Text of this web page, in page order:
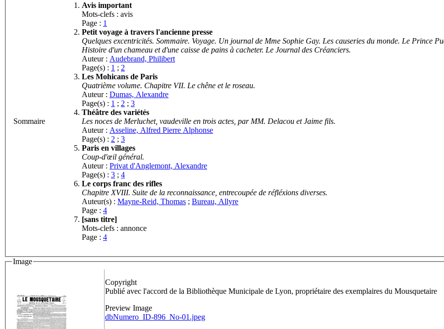
Sommaire
Avis important
Mots-clefs : avis
Page : 1
Petit voyage à travers l'ancienne presse
Quelques excentricités. Sommaire. Voyage. Un journal de Mme Sophie Gay. Les causeries du monde. Le Prince
Histoire d'un chameau et d'une caisse de pains à cacheter. Le Journal des Créanciers.
Auteur : Audebrand, Philibert
Page(s) : 1 ; 2
Les Mohicans de Paris
Quatrième volume. Chapitre VII. Le chêne et le roseau.
Auteur : Dumas, Alexandre
Page(s) : 1 ; 2 ; 3
Théâtre des variétés
Les noces de Merluchet, vaudeville en trois actes, par MM. Delacou et Jaime fils.
Auteur : Asseline, Alfred Pierre Alphonse
Page(s) : 2 ; 3
Paris en villages
Coup-d'œil général.
Auteur : Privat d'Anglemont, Alexandre
Page(s) : 3 ; 4
Le corps franc des rifles
Chapitre XVIII. Suite de la reconnaissance, entrecoupée de réfléxions diverses.
Auteur(s) : Mayne-Reid, Thomas ; Bureau, Allyre
Page : 4
[sans titre]
Mots-clefs : annonce
Page : 4
Image
Copyright
Publié avec l'accord de la Bibliothèque Municipale de Lyon, propriétaire des exemplaires du Mousquetaire
Preview Image
dbNumero_ID-896_No-01.jpeg